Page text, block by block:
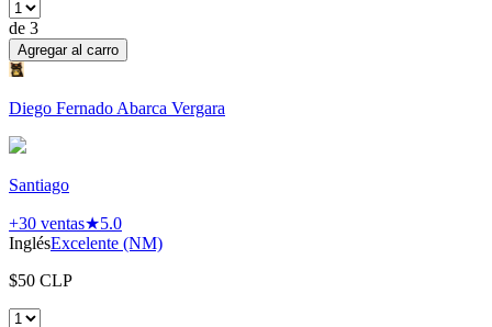
de 3
Agregar al carro
Diego Fernado Abarca Vergara
Santiago
+30 ventas★5.0
InglésExcelente (NM)
$50 CLP